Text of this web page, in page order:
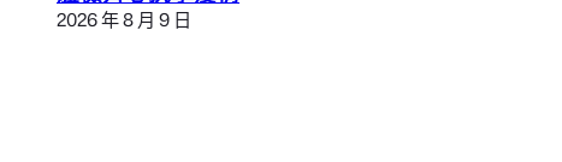
2026 年 8 月 9 日